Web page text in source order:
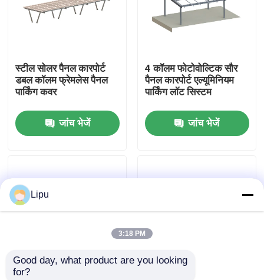
वीडियो
हमारे बारे में
कारखाना भ्रमण
संपर्क करें
सोलर पीवी माउंटिंग सिस्टम
स्टील सोलर पैनल कारपोर्ट
डबल कॉलम फ्रेमलेस पैनल
पार्किंग कवर
जांच भेजें
4 कॉलम फोटोवोल्टिक सौर
पैनल कारपोर्ट एल्यूमिनियम
पार्किंग लॉट सिस्टम
जांच भेजें
शेड रूफ वाटरप्रूफ सोलर
Lipu
3:18 PM
Good day, what product are you looking
for?